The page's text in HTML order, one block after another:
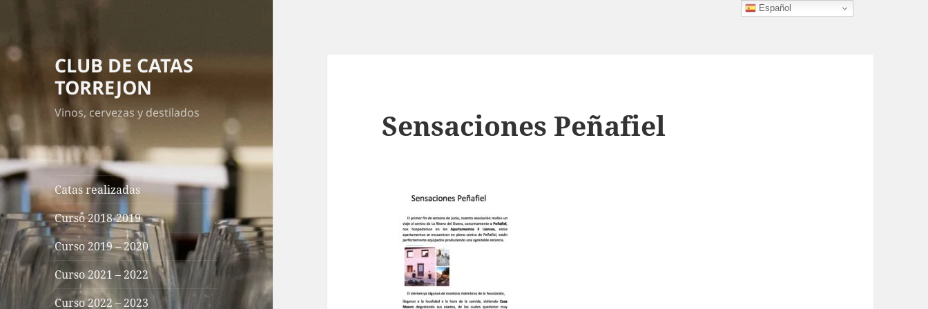
CLUB DE CATAS
TORREJON
Vinos, cervezas y destilados
Catas realizadas
Curso 2018-2019
Curso 2019 – 2020
Curso 2021 – 2022
Curso 2022 – 2023
Sensaciones Peñafiel
Español